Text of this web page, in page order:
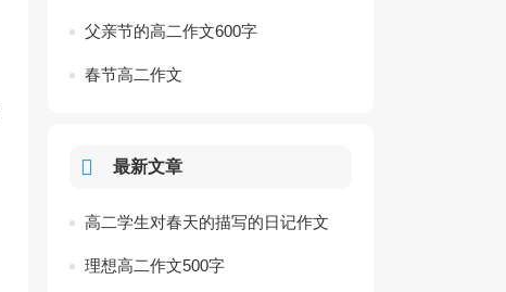
父亲节的高二作文600字
春节高二作文
最新文章
高二学生对春天的描写的日记作文
理想高二作文500字